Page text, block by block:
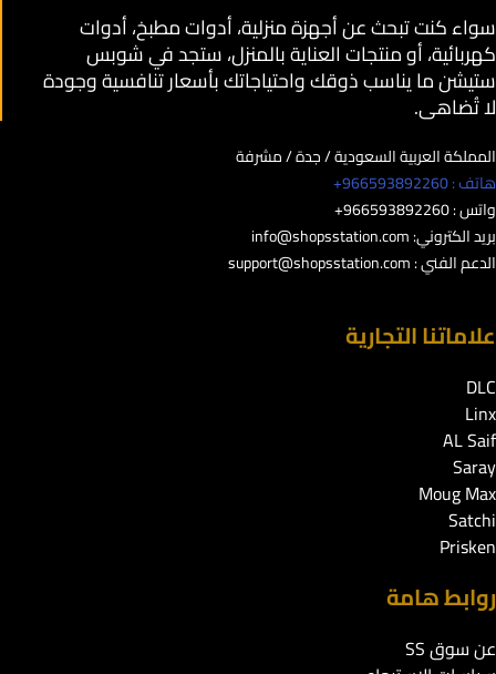
سواء كنت تبحث عن أجهزة منزلية، أدوات مطبخ، أدوات
كهربائية، أو منتجات العناية بالمنزل، ستجد في شوبس
ستيشن ما يناسب ذوقك واحتياجاتك بأسعار تنافسية وجودة
لا تُضاهى.
المملكة العربية السعودية / جدة / مشرفة
هاتف : 966593892260+
واتس : 966593892260+
بريد الكتروني:info@shopsstation.com
الدعم الفني :support@shopsstation.com
علاماتنا التجارية
DLC
Linx
AL Saif
Saray
Moug Max
Satchi
Prisken
روابط هامة
عن سوق SS